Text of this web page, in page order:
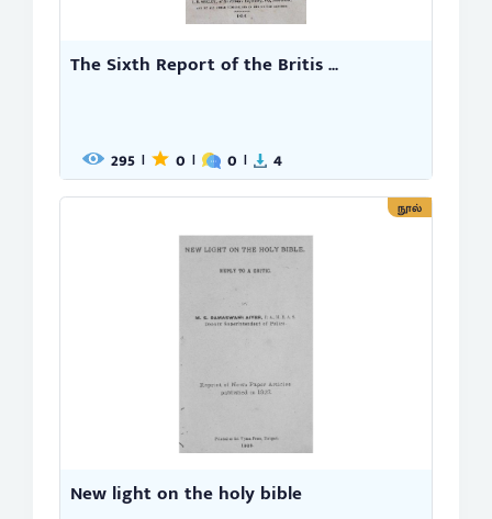
The Sixth Report of the Britis ...
295 | 0 | 0 | 4
நூல்
New light on the holy bible